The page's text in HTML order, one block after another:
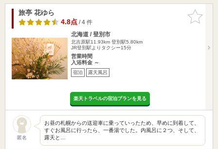
お気に入
りに追加
旅亭 花ゆら
4.8点/ 4 件
北海道 / 登別市
北吉原駅11.93km 登別駅5.80km
JR登別駅よりタクシー15分
営業時間
入浴料金 ～
宿泊 露天風呂
楽天トラベルの宿泊プランを見る
匿名
お昼の札幌からの送迎車に乗っていったため、早めに到着して、
すぐお風呂に行ったら、一番湯でした。内風呂に２つ、そして、
露天と…